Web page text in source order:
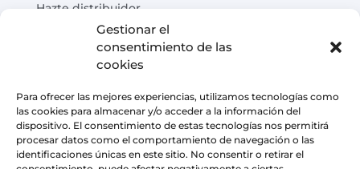
Gestionar el
consentimiento de las
cookies
Para ofrecer las mejores experiencias, utilizamos tecnologías como
las cookies para almacenar y/o acceder a la información del
dispositivo. El consentimiento de estas tecnologías nos permitirá
procesar datos como el comportamiento de navegación o las
identificaciones únicas en este sitio. No consentir o retirar el
Hazte distribuidor
Prueba del producto
Preguntas Frecuentes
LEGAL